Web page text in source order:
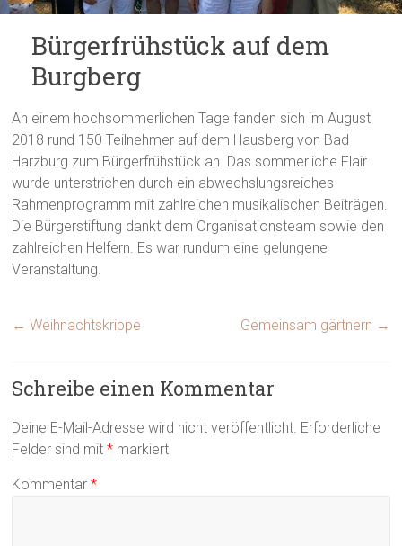
Bürgerfrühstück auf dem
Burgberg
An einem hochsommerlichen Tage fanden sich im August
2018 rund 150 Teilnehmer auf dem Hausberg von Bad
Harzburg zum Bürgerfrühstück an. Das sommerliche Flair
wurde unterstrichen durch ein abwechslungsreiches
Rahmenprogramm mit zahlreichen musikalischen Beiträgen.
Die Bürgerstiftung dankt dem Organisationsteam sowie den
zahlreichen Helfern. Es war rundum eine gelungene
Veranstaltung.
← Weihnachtskrippe Gemeinsam gärtnern →
Schreibe einen Kommentar
Deine E-Mail-Adresse wird nicht veröffentlicht. Erforderliche
Felder sind mit* markiert
Kommentar*